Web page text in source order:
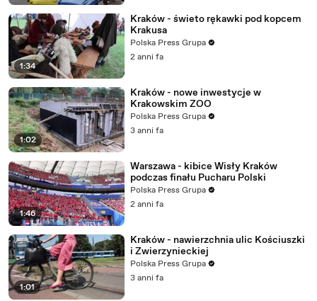
1:34
Kraków - świeto rękawki pod kopcem
Krakusa
Polska Press Grupa
2 anni fa
1:02
Kraków - nowe inwestycje w
Krakowskim ZOO
Polska Press Grupa
3 anni fa
1:46
Warszawa - kibice Wisły Kraków
podczas finału Pucharu Polski
Polska Press Grupa
2 anni fa
1:01
Kraków - nawierzchnia ulic Kościuszki
i Zwierzynieckiej
Polska Press Grupa
3 anni fa